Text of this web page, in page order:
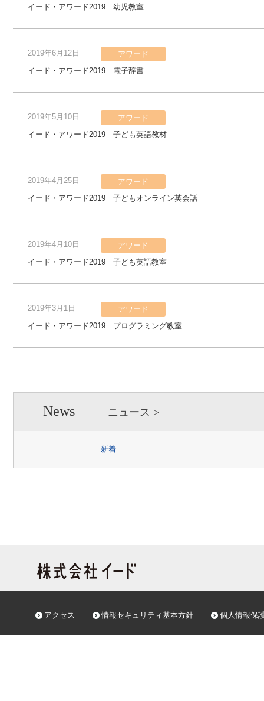
イード・アワード2019 幼児教室
2019年6月12日
アワード
イード・アワード2019 電子辞書
2019年5月10日
アワード
イード・アワード2019 子ども英語教材
2019年4月25日
アワード
イード・アワード2019 子どもオンライン英会話
2019年4月10日
アワード
イード・アワード2019 子ども英語教室
2019年3月1日
アワード
イード・アワード2019 プログラミング教室
News ニュース
新着
アクセス 情報セキュリティ基本方針 個人情報保